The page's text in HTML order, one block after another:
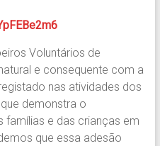
Voluntários de
e consequente com a
nas atividades dos
demonstra o
famílias e das crianças em
que essa adesão